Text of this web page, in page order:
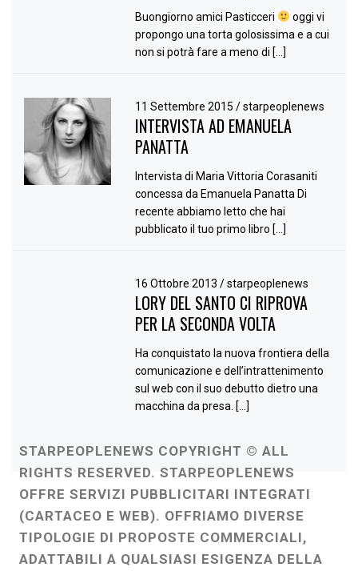
Buongiorno amici Pasticceri
oggi vi
propongo una torta golosissima e a cui
non si potrà fare a meno di […]
11 Settembre 2015/ starpeoplenews
INTERVISTA AD EMANUELA
PANATTA
Intervista di Maria Vittoria Corasaniti
concessa da Emanuela Panatta Di
recente abbiamo letto che hai
pubblicato il tuo primo libro […]
16 Ottobre 2013/ starpeoplenews
LORY DEL SANTO CI RIPROVA
PER LA SECONDA VOLTA
Ha conquistato la nuova frontiera della
comunicazione e dell’intrattenimento
sul web con il suo debutto dietro una
macchina da presa. […]
STARPEOPLENEWS COPYRIGHT © ALL
RIGHTS RESERVED. STARPEOPLENEWS
OFFRE SERVIZI PUBBLICITARI INTEGRATI
(CARTACEO E WEB). OFFRIAMO DIVERSE
TIPOLOGIE DI PROPOSTE COMMERCIALI,
ADATTABILI A QUALSIASI ESIGENZA DELLA